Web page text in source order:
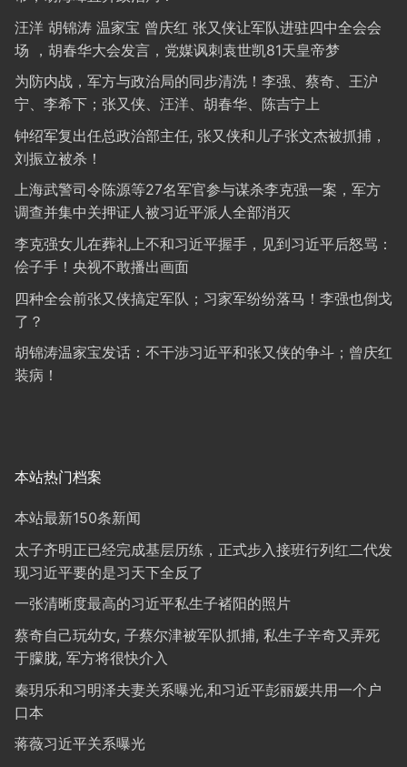
汪洋 胡锦涛 温家宝 曾庆红 张又侠让军队进驻四中全会会
场 ，胡春华大会发言，党媒讽刺袁世凯81天皇帝梦
为防内战，军方与政治局的同步清洗！李强、蔡奇、王沪
宁、李希下；张又侠、汪洋、胡春华、陈吉宁上
钟绍军复出任总政治部主任, 张又侠和儿子张文杰被抓捕，
刘振立被杀！
上海武警司令陈源等27名军官参与谋杀李克强一案，军方
调查并集中关押证人被习近平派人全部消灭
李克强女儿在葬礼上不和习近平握手，见到习近平后怒骂：
侩子手！央视不敢播出画面
四种全会前张又侠搞定军队；习家军纷纷落马！李强也倒戈
了？
胡锦涛温家宝发话：不干涉习近平和张又侠的争斗；曾庆红
装病！
本站热门档案
本站最新150条新闻
太子齐明正已经完成基层历练，正式步入接班行列红二代发
现习近平要的是习天下全反了
一张清晰度最高的习近平私生子褚阳的照片
蔡奇自己玩幼女, 子蔡尔津被军队抓捕, 私生子辛奇又弄死
于朦胧, 军方将很快介入
秦玥乐和习明泽夫妻关系曝光,和习近平彭丽媛共用一个户
口本
蒋薇习近平关系曝光